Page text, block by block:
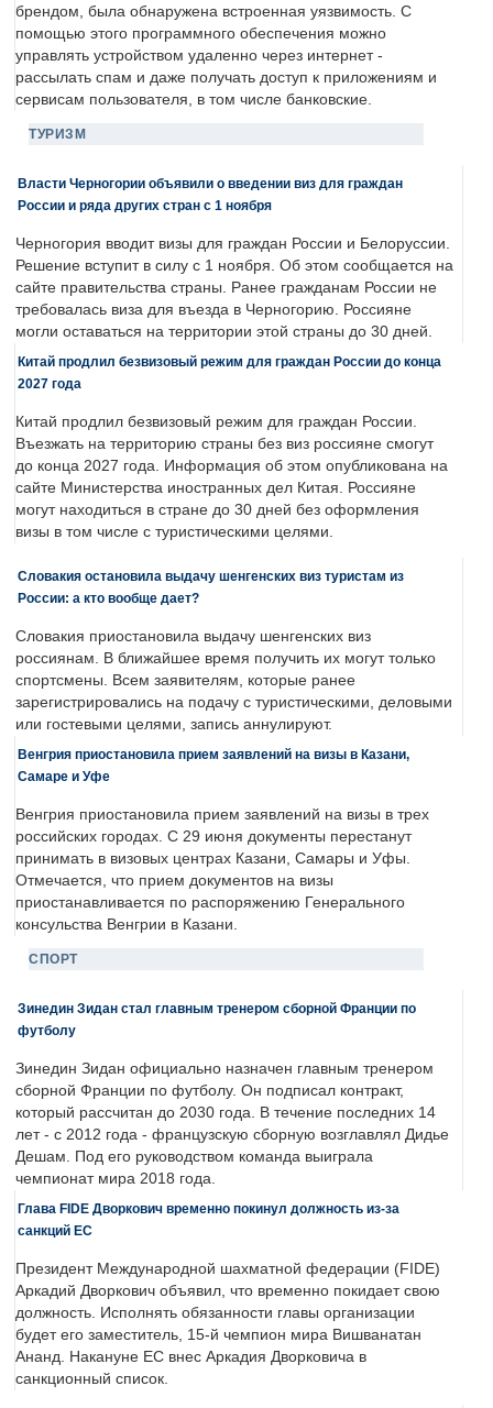
брендом, была обнаружена встроенная уязвимость. С
помощью этого программного обеспечения можно
управлять устройством удаленно через интернет -
рассылать спам и даже получать доступ к приложениям и
сервисам пользователя, в том числе банковские.
ТУРИЗМ
Власти Черногории объявили о введении виз для граждан
России и ряда других стран с 1 ноября
Черногория вводит визы для граждан России и Белоруссии.
Решение вступит в силу с 1 ноября. Об этом сообщается на
сайте правительства страны. Ранее гражданам России не
требовалась виза для въезда в Черногорию. Россияне
могли оставаться на территории этой страны до 30 дней.
Китай продлил безвизовый режим для граждан России до конца
2027 года
Китай продлил безвизовый режим для граждан России.
Въезжать на территорию страны без виз россияне смогут
до конца 2027 года. Информация об этом опубликована на
сайте Министерства иностранных дел Китая. Россияне
могут находиться в стране до 30 дней без оформления
визы в том числе с туристическими целями.
Словакия остановила выдачу шенгенских виз туристам из
России: а кто вообще дает?
Словакия приостановила выдачу шенгенских виз
россиянам. В ближайшее время получить их могут только
спортсмены. Всем заявителям, которые ранее
зарегистрировались на подачу с туристическими, деловыми
или гостевыми целями, запись аннулируют.
Венгрия приостановила прием заявлений на визы в Казани,
Самаре и Уфе
Венгрия приостановила прием заявлений на визы в трех
российских городах. С 29 июня документы перестанут
принимать в визовых центрах Казани, Самары и Уфы.
Отмечается, что прием документов на визы
приостанавливается по распоряжению Генерального
консульства Венгрии в Казани.
СПОРТ
Зинедин Зидан стал главным тренером сборной Франции по
футболу
Зинедин Зидан официально назначен главным тренером
сборной Франции по футболу. Он подписал контракт,
который рассчитан до 2030 года. В течение последних 14
лет - с 2012 года - французскую сборную возглавлял Дидье
Дешам. Под его руководством команда выиграла
чемпионат мира 2018 года.
Глава FIDE Дворкович временно покинул должность из-за
санкций ЕС
Президент Международной шахматной федерации (FIDE)
Аркадий Дворкович объявил, что временно покидает свою
должность. Исполнять обязанности главы организации
будет его заместитель, 15-й чемпион мира Вишванатан
Ананд. Накануне ЕС внес Аркадия Дворковича в
санкционный список.